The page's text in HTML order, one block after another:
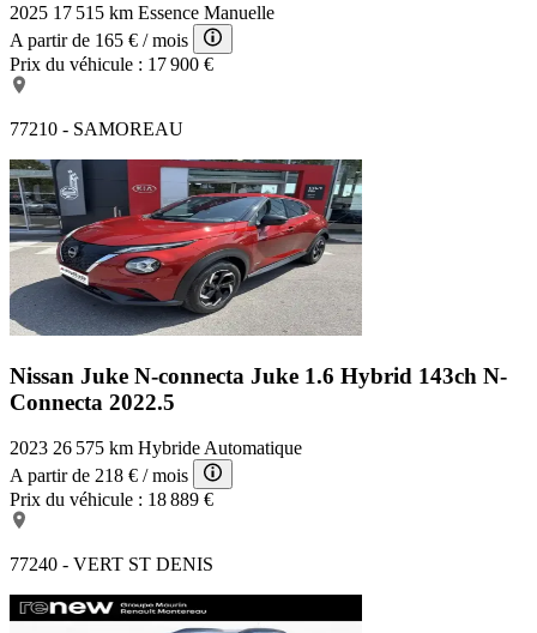
Tissu Noir
Miroir de courtoisie passager éclairé
Bacs de portes arrière
Rétroviseur intérieur électrochrome
Vitres avant électriques
Ceinture de vitrage chromée
Ouverture des vitres séquentielle
Volant cuir
Contrôle de freinage en courbe
Rétroviseurs électriques
Vitres arrière surteintées
Phares antibrouillard
TMC
Troisième ceinture de sécurité
Siège conducteur réglable en hauteur
Antipatinage
Verrouillage centralisé à distance
Siège conducteur avec réglage lombaire
Capteur de pluie
Porte-gobelets arrière
Airbag conducteur
Ecran tactile
Régulateur de vitesse
Porte-gobelets avant
2025 17 515 km Essence Manuelle
A partir de 165 € / mois
Prix du véhicule : 17 900 €
77210 - SAMOREAU
Nissan Juke N-connecta Juke 1.6 Hybrid 143ch N-
Connecta 2022.5
2023 26 575 km Hybride Automatique
A partir de 218 € / mois
Prix du véhicule : 18 889 €
77240 - VERT ST DENIS